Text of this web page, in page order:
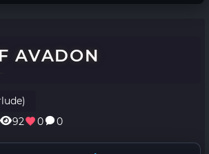
AVADON
92 0 0